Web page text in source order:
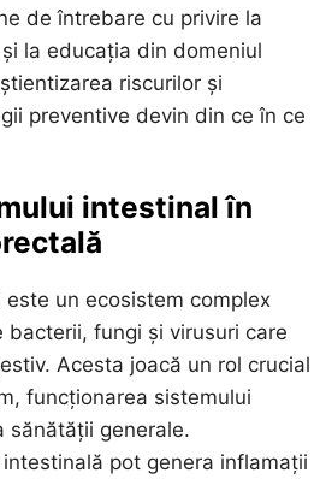
de întrebare cu privire la
la educația din domeniul
riscurilor și
preventive devin din ce în ce
intestinal în
un ecosistem complex
fungi și virusuri care
Acesta joacă un rol crucial
funcționarea sistemului
sănătății generale.
pot genera inflamații